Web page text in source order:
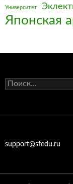
Университет
Японская
Найти:
support@sfedu.ru